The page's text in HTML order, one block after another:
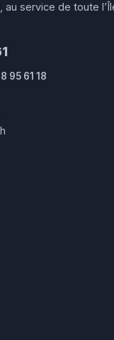
au service de toute
95 61 18